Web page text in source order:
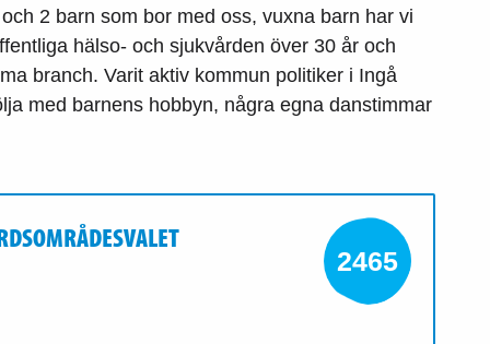
2 barn som bor med oss, vuxna barn har vi
hälso- och sjukvården över 30 år och
branch. Varit aktiv kommun politiker i Ingå
med barnens hobbyn, några egna danstimmar
2465